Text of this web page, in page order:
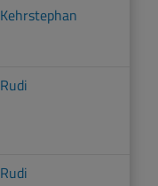
Kehrstephan
Rudi
Rudi